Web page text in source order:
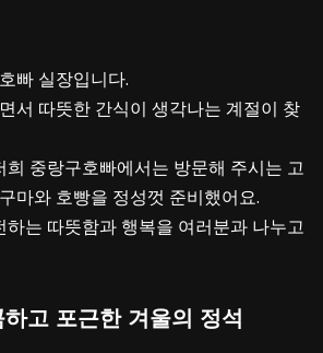
빠 실장입니다.
서 따뜻한 간식이 생각나는 계절이 찾
희 중랑구호빠에서는 방문해 주시는 고
마와 호빵을 정성껏 준비했어요.
하는 따뜻함과 행복을 여러분과 나누고
고 포근한 겨울의 정석